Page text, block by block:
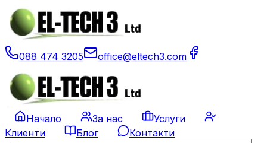
088 474 3205 office@eltech3.com
Начало За нас
Услуги
Клиенти
Блог Контакти